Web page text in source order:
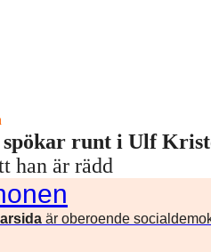
runt i Ulf
han är rädd
är oberoende